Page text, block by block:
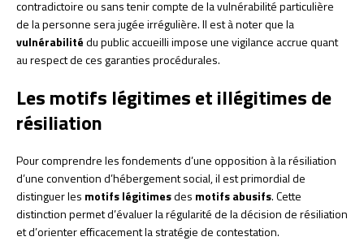
contradictoire ou sans tenir compte de la vulnérabilité particulière
de la personne sera jugée irrégulière. Il est à noter que la
vulnérabilitédu public accueilli impose une vigilance accrue quant
au respect de ces garanties procédurales.
Les motifs légitimes et illégitimes de
résiliation
Pour comprendre les fondements d’une opposition à la résiliation
d’une convention d’hébergement social, il est primordial de
distinguer les motifs légitimesdes motifs abusifs. Cette
distinction permet d’évaluer la régularité de la décision de résiliation
et d’orienter efficacement la stratégie de contestation.